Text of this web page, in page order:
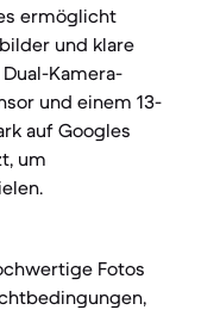
ermöglicht
und klare
Kamera-
und einem 13-
auf Googles
um
Fotos